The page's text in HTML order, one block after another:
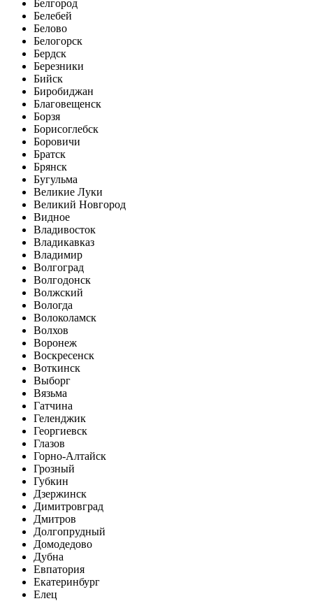
Белгород
Белебей
Белово
Белогорск
Бердск
Березники
Бийск
Биробиджан
Благовещенск
Борзя
Борисоглебск
Боровичи
Братск
Брянск
Бугульма
Великие Луки
Великий Новгород
Видное
Владивосток
Владикавказ
Владимир
Волгоград
Волгодонск
Волжский
Вологда
Волоколамск
Волхов
Воронеж
Воскресенск
Воткинск
Выборг
Вязьма
Гатчина
Геленджик
Георгиевск
Глазов
Горно-Алтайск
Грозный
Губкин
Дзержинск
Димитровград
Дмитров
Долгопрудный
Домодедово
Дубна
Евпатория
Екатеринбург
Елец